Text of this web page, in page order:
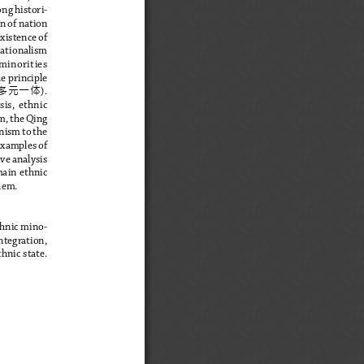
histori-
of nation
of
principle
元一体).
ethnic
the Qing
to the
of
analysis
ethnic
mino-
state.